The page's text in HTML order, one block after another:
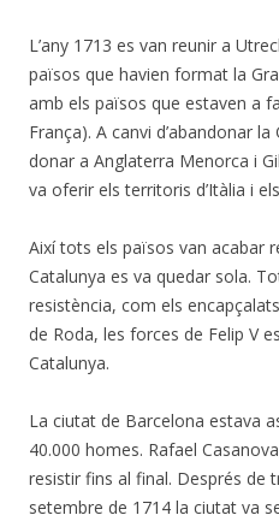
L’any 1713 es van reunir a
països que havien format la
amb els països que estaven a
França). A canvi d’abandonar
donar a Anglaterra Menorca i
va oferir els territoris d’Itàlia i
Així tots els països van acabar
Catalunya es va quedar sola.
resistència, com els
de Roda, les forces de Felip V
Catalunya.
La ciutat de Barcelona estava
40.000 homes. Rafael
resistir fins al final. Després de
setembre de 1714 la ciutat va